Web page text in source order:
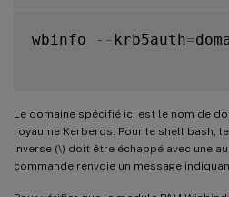
wbinfo -- krb5auth=
Le domaine spécifié ici est le nom de
royaume Kerberos. Pour le shell bash,
inverse (\) doit être échappé avec une
commande renvoie un message